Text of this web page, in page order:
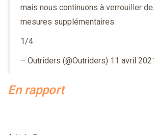
mais nous continuons à verrouiller
mesures supplémentaires.
1/4
– Outriders (@Outriders) 11 avril
En rapport